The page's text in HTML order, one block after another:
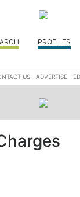
PROFILES
US ADVERTISE